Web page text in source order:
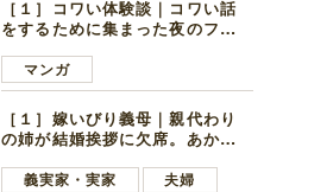
［１］コワい体験談｜コワい話
をするために集まった夜のファ
好きの男の子ママ
マンガ
［１］嫁いびり義母｜親代わり
の姉が結婚挨拶に欠席。あから
義実家・実家
夫婦